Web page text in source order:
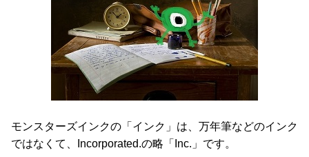
モンスターズインクの「インク」は、万年筆などのインク
ではなくて、Incorporated.の略「Inc.」です。